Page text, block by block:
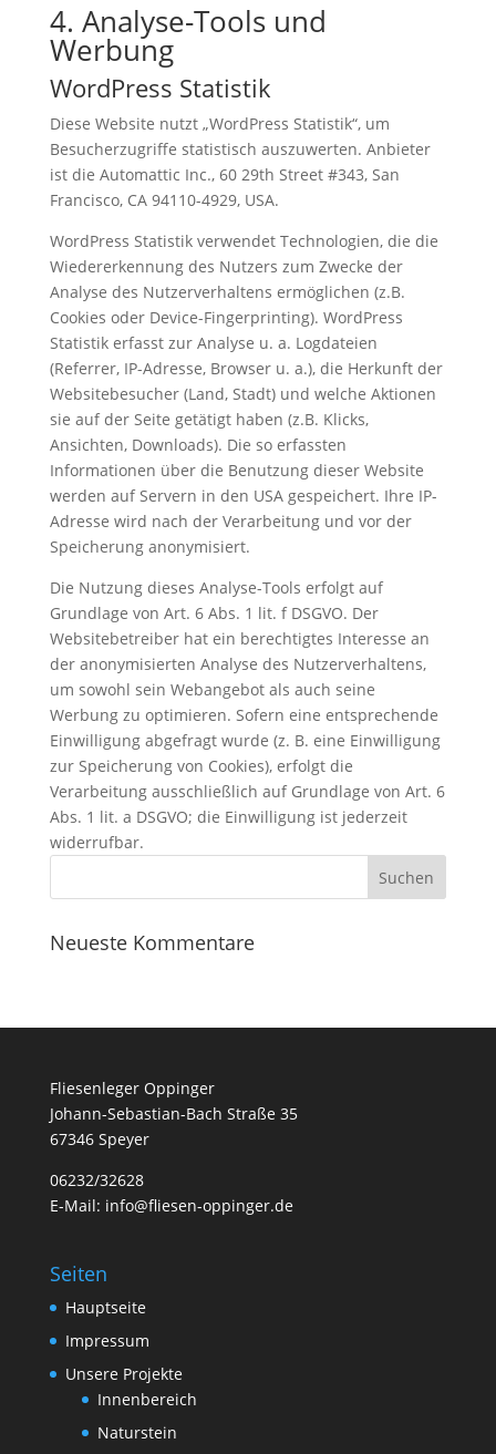
4. Analyse-Tools und
Werbung
WordPress Statistik
Diese Website nutzt „WordPress Statistik“, um
Besucherzugriffe statistisch auszuwerten. Anbieter
ist die Automattic Inc., 60 29th Street #343, San
Francisco, CA 94110-4929, USA.
WordPress Statistik verwendet Technologien, die die
Wiedererkennung des Nutzers zum Zwecke der
Analyse des Nutzerverhaltens ermöglichen (z.B.
Cookies oder Device-Fingerprinting). WordPress
Statistik erfasst zur Analyse u. a. Logdateien
(Referrer, IP-Adresse, Browser u. a.), die Herkunft der
Websitebesucher (Land, Stadt) und welche Aktionen
sie auf der Seite getätigt haben (z.B. Klicks,
Ansichten, Downloads). Die so erfassten
Informationen über die Benutzung dieser Website
werden auf Servern in den USA gespeichert. Ihre IP-
Adresse wird nach der Verarbeitung und vor der
Speicherung anonymisiert.
Die Nutzung dieses Analyse-Tools erfolgt auf
Grundlage von Art. 6 Abs. 1 lit. f DSGVO. Der
Websitebetreiber hat ein berechtigtes Interesse an
der anonymisierten Analyse des Nutzerverhaltens,
um sowohl sein Webangebot als auch seine
Werbung zu optimieren. Sofern eine entsprechende
Einwilligung abgefragt wurde (z. B. eine Einwilligung
zur Speicherung von Cookies), erfolgt die
Verarbeitung ausschließlich auf Grundlage von Art. 6
Abs. 1 lit. a DSGVO; die Einwilligung ist jederzeit
widerrufbar.
Neueste Kommentare
Fliesenleger Oppinger
Johann-Sebastian-Bach Straße 35
67346 Speyer
06232/32628
E-Mail: info@fliesen-oppinger.de
Seiten
Hauptseite
Impressum
Unsere Projekte
Innenbereich
Naturstein